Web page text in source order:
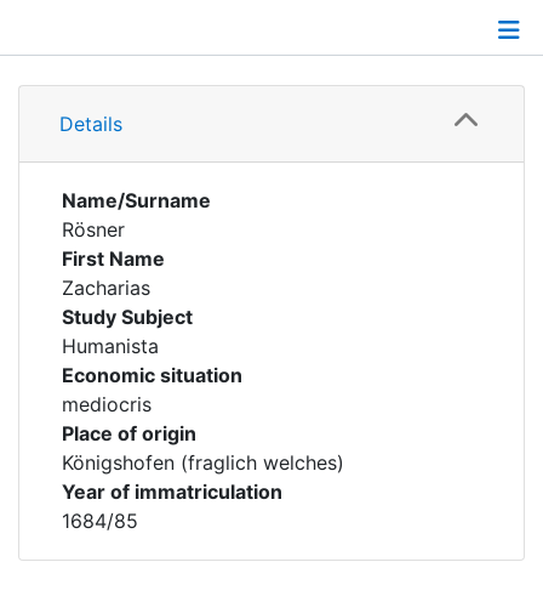
Details
Details
Name/Surname
Rösner
First Name
Zacharias
Study Subject
Humanista
Economic situation
mediocris
Place of origin
Königshofen (fraglich welches)
Year of immatriculation
1684/85